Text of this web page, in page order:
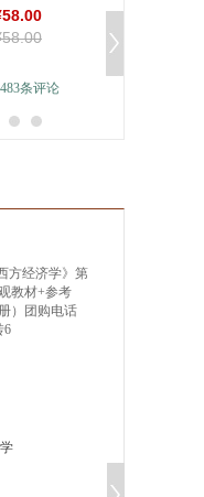
条评论
特色社会主义
想概论”
58.00
58.00